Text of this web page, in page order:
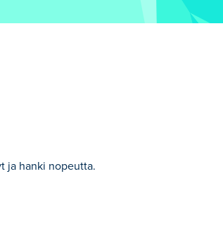
ja hanki nopeutta.